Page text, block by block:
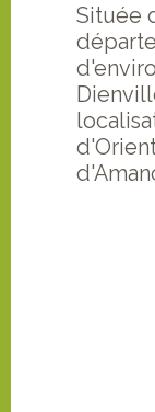
Située